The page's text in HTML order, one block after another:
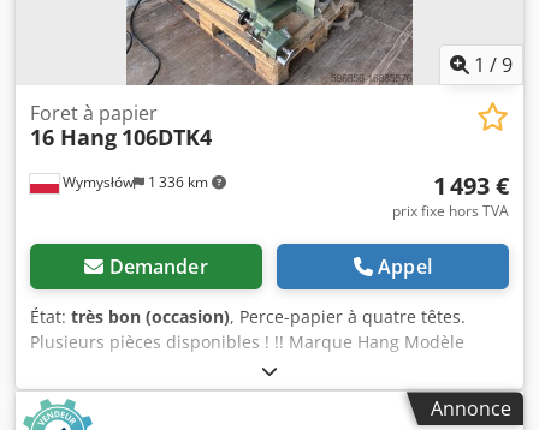
1 /9
Wymysłów 1 336 km
Foret à papier
16 Hang 106DTK4
1 493 €
prix fixe hors TVA
Demander Appel
État: très bon (occasion), Perce-papier à quatre têtes.
Plusieurs pièces disponibles ! !! Marque Hang Modèle
106DTK4 Détails Perceuse à papier à 4 têtes Dwedpfxjudl
Ikj Aavsa avec têtes de perçage réglables Fonctionnement
Pédale électrique, 2 vitesses Accès direct Ces informations
Annonce